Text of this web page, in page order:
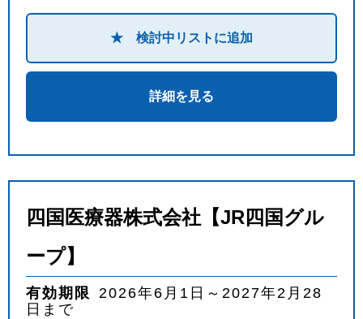
★ 検討中リストに追加
詳細を見る
四国医療器株式会社【JR四国グル
ープ】
有効期限 2026年6月1日～2027年2月28
日まで